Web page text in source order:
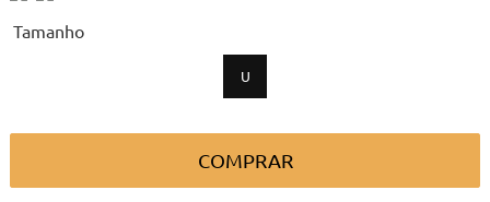
tamanho
U
COMPRAR